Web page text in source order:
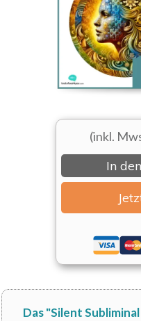
(inkl.
In
Das "Silent